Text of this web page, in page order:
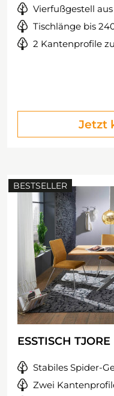
Vierfußgestell
Tischlänge bis
2 Kantenprofile
Jetzt
BESTSELLER
ESSTISCH TJORE
Stabiles Spider-
Zwei